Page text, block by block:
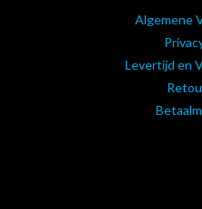
Algemene
Levertijd en